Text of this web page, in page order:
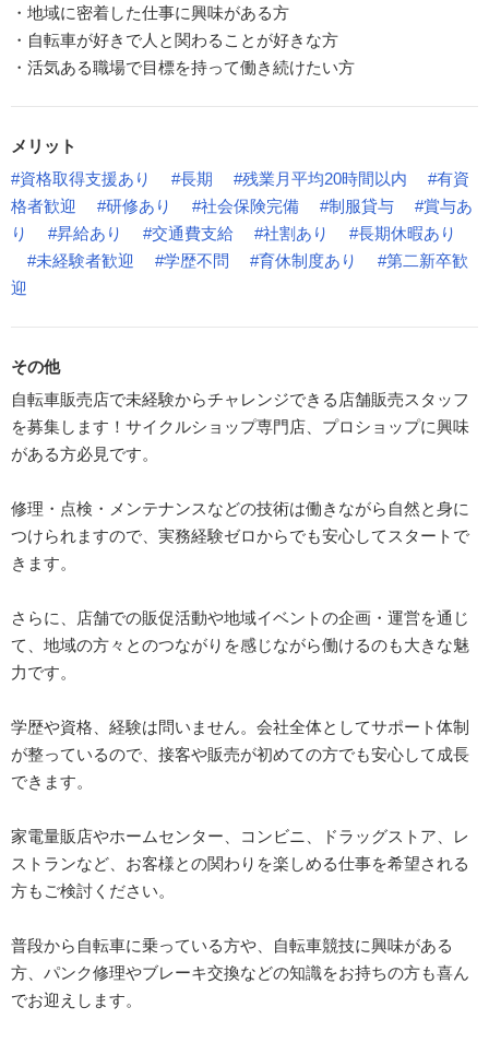
・地域に密着した仕事に興味がある方
・自転車が好きで人と関わることが好きな方
・活気ある職場で目標を持って働き続けたい方
メリット
#資格取得支援あり
#長期 #残業月平均20時間以内
#有資
格者歓迎
#研修あり #社会保険完備 #制服貸与
#賞与あ
り
#昇給あり #交通費支給 #社割あり
#長期休暇あり
#未経験者歓迎
#学歴不問 #育休制度あり
#第二新卒歓
迎
その他
自転車販売店で未経験からチャレンジできる店舗販売スタッフ
を募集します！サイクルショップ専門店、プロショップに興味
がある方必見です。
修理・点検・メンテナンスなどの技術は働きながら自然と身に
つけられますので、実務経験ゼロからでも安心してスタートで
きます。
さらに、店舗での販促活動や地域イベントの企画・運営を通じ
て、地域の方々とのつながりを感じながら働けるのも大きな魅
力です。
学歴や資格、経験は問いません。会社全体としてサポート体制
が整っているので、接客や販売が初めての方でも安心して成長
できます。
家電量販店やホームセンター、コンビニ、ドラッグストア、レ
ストランなど、お客様との関わりを楽しめる仕事を希望される
方もご検討ください。
普段から自転車に乗っている方や、自転車競技に興味がある
方、パンク修理やブレーキ交換などの知識をお持ちの方も喜ん
でお迎えします。